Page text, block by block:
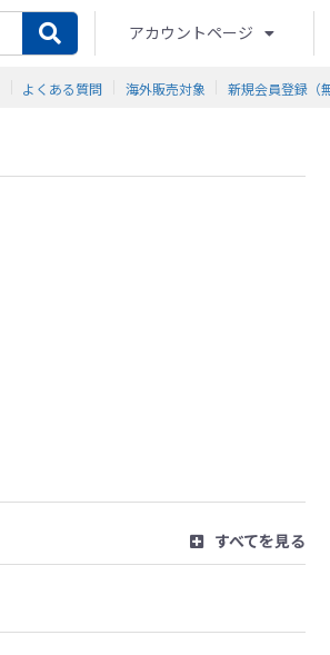
アカウントページ
よくある質問 海外販売対象 新規会員登録（
すべてを見る